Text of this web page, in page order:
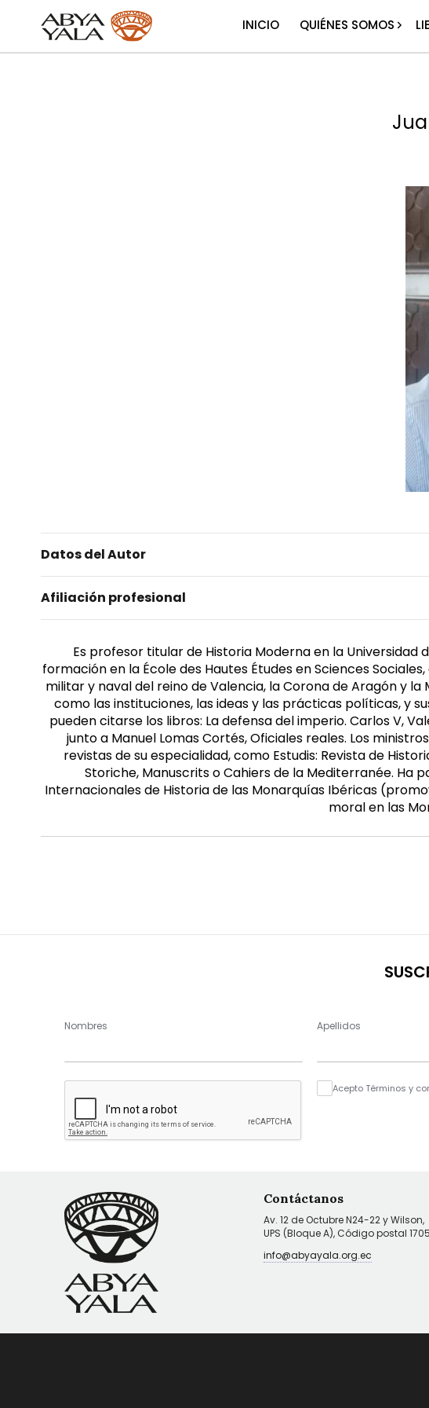
INICIO QUIÉNES SOMOS
Datos del Autor
Afiliación profesional
Es profesor titular de Historia Moderna en la Universidad
formación en la École des Hautes Études en Sciences
militar y naval del reino de Valencia, la Corona de Aragón y
como las instituciones, las ideas y las prácticas políticas, y
pueden citarse los libros: La defensa del imperio. Carlos V,
junto a Manuel Lomas Cortés, Oficiales reales. Los
revistas de su especialidad, como Estudis: Revista de
Storiche, Manuscrits o Cahiers de la Mediterranée. Ha
Internacionales de Historia de las Monarquías Ibéricas
moral en las
Nombres Apellidos
Acepto Términos y
Contáctanos
Av. 12 de Octubre N24-22 y Wilson,
UPS (Bloque A), Código postal
info@abyayala.org.ec